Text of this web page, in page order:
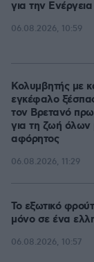
για την Ενέργεια
06.08.2026, 10:59
Κολυμβητής με
εγκέφαλο
τον Βρετανό
για τη ζωή όλων
αφόρητος
06.08.2026, 11:29
Το εξωτικό
μόνο σε ένα
06.08.2026, 10:57